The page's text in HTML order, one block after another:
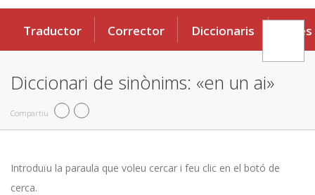
Traductor Corrector Diccionaris Eines
Diccionari de sinònims: «en un ai»
Compartiu
Introduïu la paraula que voleu cercar i feu clic en el botó de
cerca.